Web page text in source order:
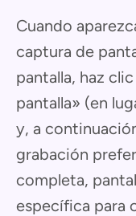
Cuando
captura de
pantalla, haz
pantalla» (en
y, a
grabación
completa,
específica para